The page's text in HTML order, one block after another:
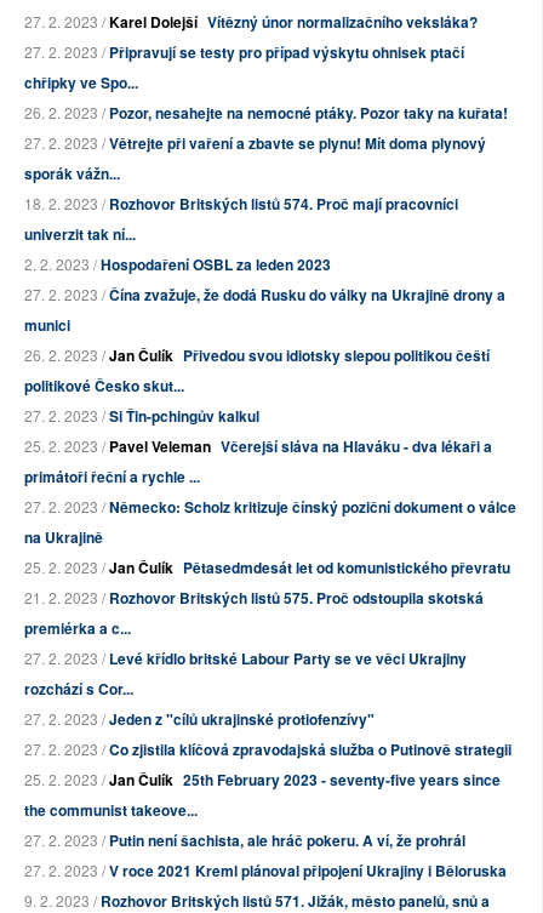
27. 2. 2023 /Karel Dolejší Vítězný únor normalizačního veksláka?
27. 2. 2023 /Připravují se testy pro případ výskytu ohnisek ptačí
chřipky ve Spo...
26. 2. 2023 /Pozor, nesahejte na nemocné ptáky. Pozor taky na kuřata!
27. 2. 2023 /Větrejte při vaření a zbavte se plynu! Mít doma plynový
sporák vážn...
18. 2. 2023 /Rozhovor Britských listů 574. Proč mají pracovníci
univerzit tak ní...
2. 2. 2023 /Hospodaření OSBL za leden 2023
27. 2. 2023 /Čína zvažuje, že dodá Rusku do války na Ukrajině drony a
munici
26. 2. 2023 /Jan Čulík Přivedou svou idiotsky slepou politikou čeští
politikové Česko skut...
27. 2. 2023 /Si Ťin-pchingův kalkul
25. 2. 2023 /Pavel Veleman Včerejší sláva na Hlaváku - dva lékaři a
primátoři řeční a rychle ...
27. 2. 2023 /Německo: Scholz kritizuje čínský poziční dokument o válce
na Ukrajině
25. 2. 2023 /Jan Čulík Pětasedmdesát let od komunistického převratu
21. 2. 2023 /Rozhovor Britských listů 575. Proč odstoupila skotská
premiérka a c...
27. 2. 2023 /Levé křídlo britské Labour Party se ve věci Ukrajiny
rozchází s Cor...
27. 2. 2023 /Jeden z "cílů ukrajinské protiofenzívy"
27. 2. 2023 /Co zjistila klíčová zpravodajská služba o Putinově strategii
25. 2. 2023 /Jan Čulík 25th February 2023 - seventy-five years since
the communist takeove...
27. 2. 2023 /Putin není šachista, ale hráč pokeru. A ví, že prohrál
27. 2. 2023 /V roce 2021 Kreml plánoval připojení Ukrajiny i Běloruska
9. 2. 2023 /Rozhovor Britských listů 571. Jižák, město panelů, snů a